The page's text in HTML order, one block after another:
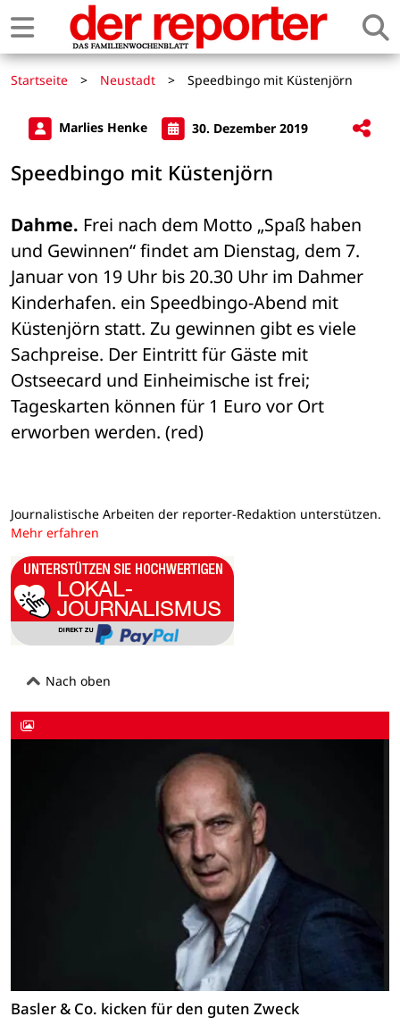
Startseite > Neustadt > Speedbingo mit Küstenjörn
Marlies Henke 30. Dezember 2019
Speedbingo mit Küstenjörn
Dahme. Frei nach dem Motto „Spaß haben
und Gewinnen“ findet am Dienstag, dem 7.
Januar von 19 Uhr bis 20.30 Uhr im Dahmer
Kinderhafen. ein Speedbingo-Abend mit
Küstenjörn statt. Zu gewinnen gibt es viele
Sachpreise. Der Eintritt für Gäste mit
Ostseecard und Einheimische ist frei;
Tageskarten können für 1 Euro vor Ort
erworben werden. (red)
Journalistische Arbeiten der reporter-Redaktion unterstützen.
Mehr erfahren
Nach oben
Basler & Co. kicken für den guten Zweck